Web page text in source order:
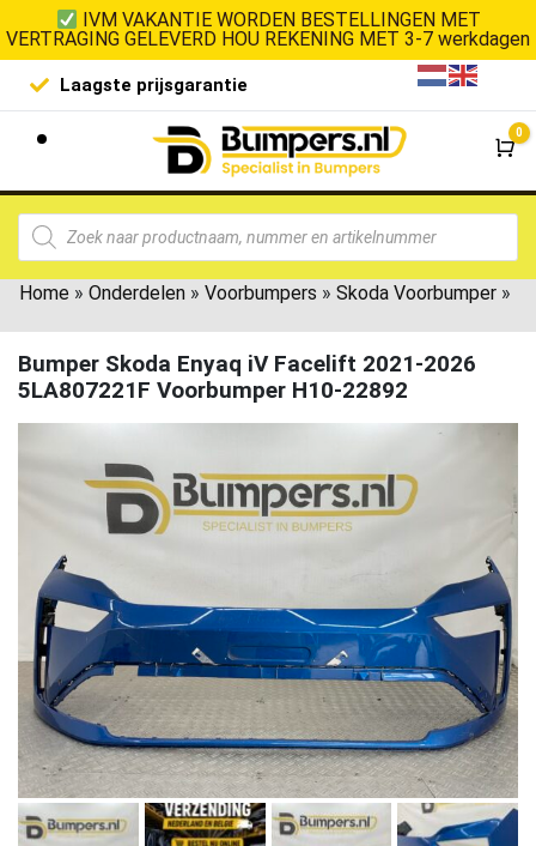
IVM VAKANTIE WORDEN BESTELLINGEN MET
VERTRAGING GELEVERD HOU REKENING MET 3-7 werkdagen
Laagste prijsgarantie De
0
Home » Onderdelen » Voorbumpers » Skoda Voorbumper »
Bumper Skoda Enyaq iV Facelift 2021-2026
5LA807221F Voorbumper H10-22892